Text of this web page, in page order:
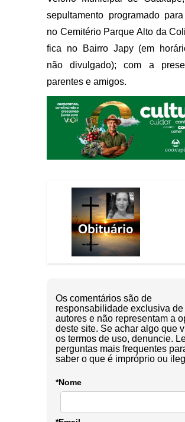
sepultamento programado
no Cemitério Parque Alto da
fica no Bairro Japy (em
não divulgado); com a
parentes e amigos.
Os comentários são de
responsabilidade exclusiva de
autores e não representam a
deste site. Se achar algo que
os termos de uso, denuncie.
perguntas mais frequentes
saber o que é impróprio ou
*Nome